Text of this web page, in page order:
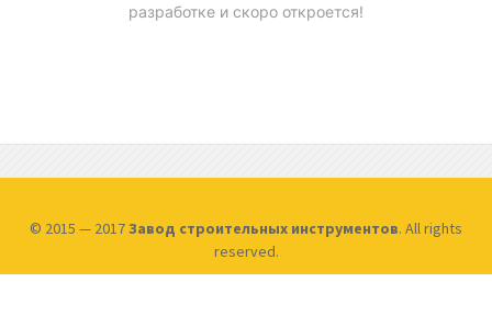
разработке и скоро откроется!
© 2015 — 2017Завод строительных инструментов. All rights
reserved.